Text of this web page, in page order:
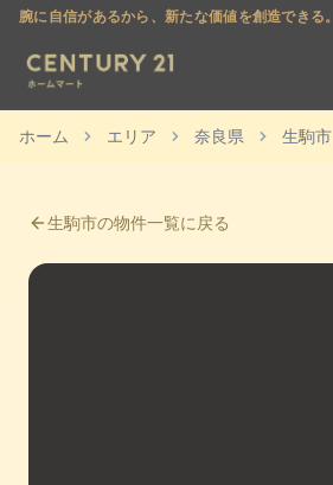
腕に自信があるから、新たな価値を創造できる。
ホーム エリア 奈良県 生駒市
生駒市の物件一覧に戻る